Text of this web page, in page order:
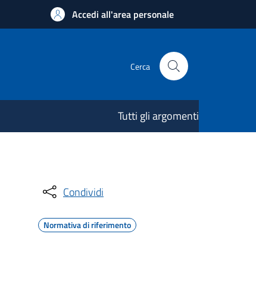
Accedi all'area personale
Cerca
Tutti gli argomenti
Condividi
Normativa di riferimento